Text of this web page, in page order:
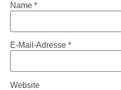
Name *
E-Mail-Adresse *
Website